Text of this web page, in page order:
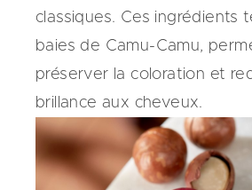
classiques. Ces ingrédients
baies de Camu-Camu,
préserver la coloration et
brillance aux cheveux.